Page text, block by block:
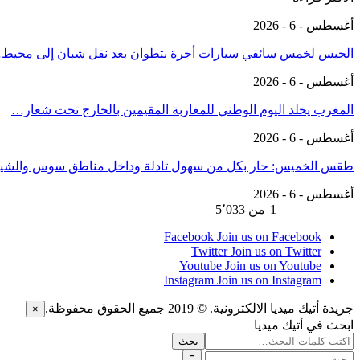
أغسطس - 6 - 2026
الحبس لخمس سائقي سيارات أجرة بتطوان بعد نقل شبان إلى
أغسطس - 6 - 2026
المغرب يخلد اليوم الوطني للمغاربة المقيمين بالخارج تحت شعار…
أغسطس - 6 - 2026
طقس الخميس: ﺣﺎﺭ بكل من سهول تادلة وداخل مناطق سوس
أغسطس - 6 - 2026
1 من 5٬033
Facebook Join us on Facebook
Twitter Join us on Twitter
Youtube Join us on Youtube
Instagram Join us on Instagram
جريدة أتيك ميديا الالكترونية. © 2019 جميع الحقوق محفوظة. ×
ابحث في أتيك ميديا
بحث